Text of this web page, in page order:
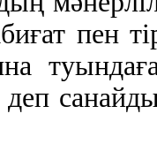
пен